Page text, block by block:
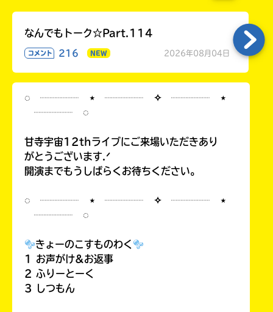
なんでもトーク☆Part.114
コメント 216 NEW 2026年08月04日
◌ ┈┈┈┈ ⋆ ┈┈┈┈ ✧ ┈┈┈┈ ⋆
┈┈┈┈ ◌
甘寺宇宙12thライブにご来場いただきあり
がとうございます.ᐟ
開演までもうしばらくお待ちください。
◌ ┈┈┈┈ ⋆ ┈┈┈┈ ✧ ┈┈┈┈ ⋆
┈┈┈┈ ◌
きょーのこすものわく
1 お声がけ&お返事
2 ふりーとーく
3 しつもん